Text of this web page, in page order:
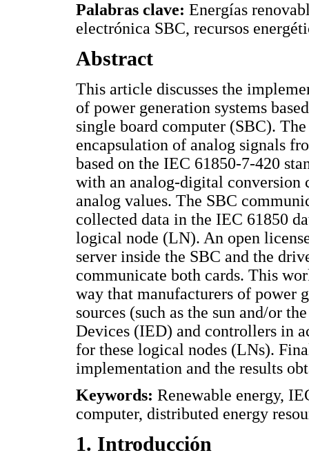
Palabras clave: Energías
electrónica SBC, recursos
Abstract
This article discusses the
of power generation systems
single board computer (SBC).
encapsulation of analog signals
based on the IEC 61850-7-420
with an analog-digital conversion
analog values. The SBC
collected data in the IEC 61850
logical node (LN). An open
server inside the SBC and the
communicate both cards. This
way that manufacturers of power
sources (such as the sun and/or
Devices (IED) and controllers in
for these logical nodes (LNs).
implementation and the results
Keywords: Renewable energy,
computer, distributed energy
1. Introducción